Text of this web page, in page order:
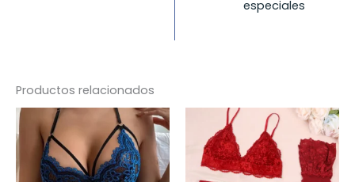
especiales
Productos relacionados